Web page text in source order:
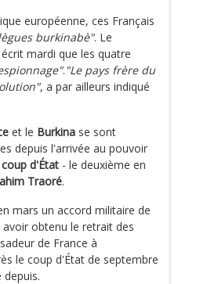
européenne, ces Français
burkinabè". Le
mardi que les quatre
. "Le pays frère du
, a par ailleurs indiqué
et le Burkina se sont
depuis l'arrivée au pouvoir
coup d'État - le deuxième en
Traoré.
mars un accord militaire de
avoir obtenu le retrait des
de France à
le coup d'État de septembre